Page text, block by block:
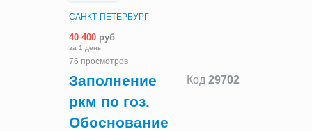
САНКТ-ПЕТЕРБУРГ
40 400 руб
за 1 день
76 просмотров
Код 29702
Заполнение
ркм по гоз.
Обоснование